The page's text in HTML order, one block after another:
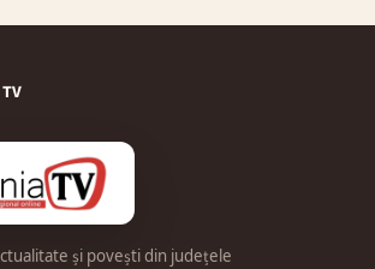
și povești din județele